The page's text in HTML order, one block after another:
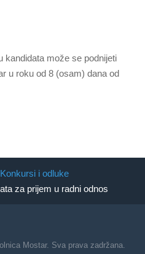
kandidata može se podnijeti
u roku od 8 (osam) dana od
Konkursi i odluke
za prijem u radni odnos
Mostar. Sva prava zadržana.